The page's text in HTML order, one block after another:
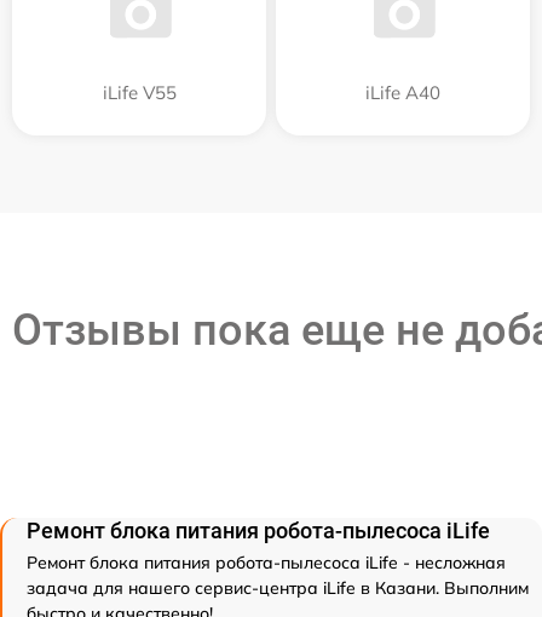
iLife V55 iLife A40
Отзывы пока еще не
Ремонт блока питания робота-пылесоса iLife
Ремонт блока питания робота-пылесоса iLife - несложная
задача для нашего сервис-центра iLife в Казани. Выполним